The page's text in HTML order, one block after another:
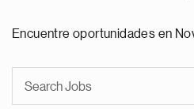
Encuentre oportunidades en